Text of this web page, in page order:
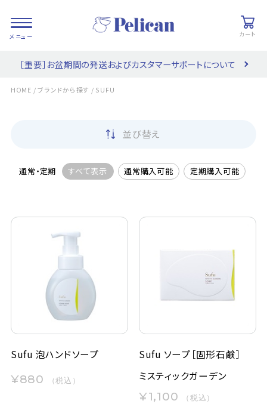
カート
PRODUCTS/ 商品を探す
COLLECTIONS/ ブランド一覧
定期購入
ペリカン石鹸について
［重要］お盆期間の発送およびカスタマーサポートについて
HOME / ブランドから探す / SUFU
並び替え
通常・定期 すべて表示 通常購入可能 定期購入可能
Sufu 泡ハンドソープ
¥880 （税込）
Sufu ソープ［固形石鹸］
ミスティックガーデン
¥1,100 （税込）